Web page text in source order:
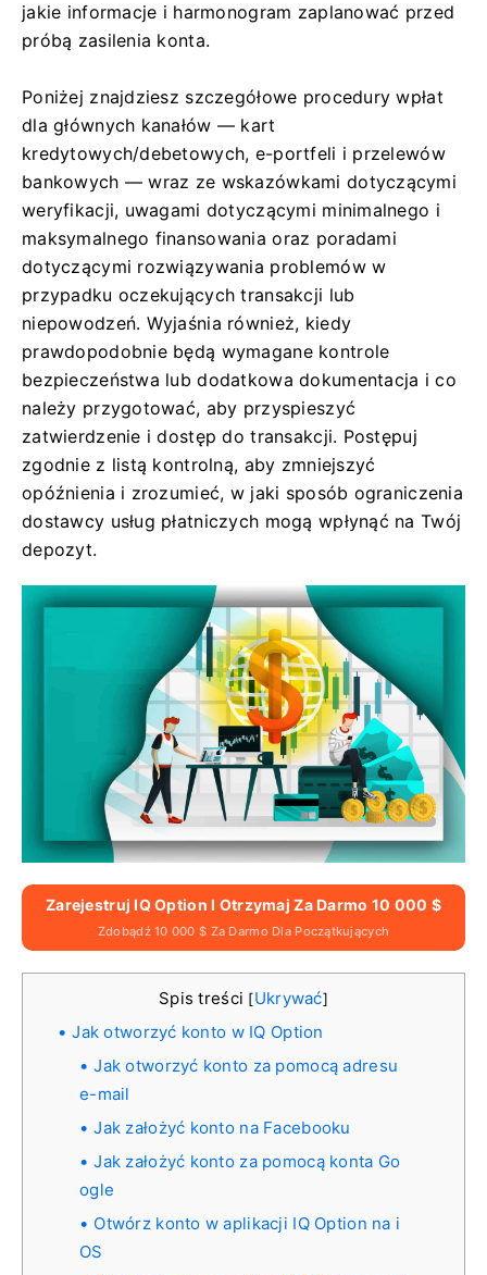
jakie informacje i harmonogram zaplanować przed
próbą zasilenia konta.
Poniżej znajdziesz szczegółowe procedury wpłat
dla głównych kanałów — kart
kredytowych/debetowych, e-portfeli i przelewów
bankowych — wraz ze wskazówkami dotyczącymi
weryfikacji, uwagami dotyczącymi minimalnego i
maksymalnego finansowania oraz poradami
dotyczącymi rozwiązywania problemów w
przypadku oczekujących transakcji lub
niepowodzeń. Wyjaśnia również, kiedy
prawdopodobnie będą wymagane kontrole
bezpieczeństwa lub dodatkowa dokumentacja i co
należy przygotować, aby przyspieszyć
zatwierdzenie i dostęp do transakcji. Postępuj
zgodnie z listą kontrolną, aby zmniejszyć
opóźnienia i zrozumieć, w jaki sposób ograniczenia
dostawcy usług płatniczych mogą wpłynąć na Twój
depozyt.
Zarejestruj IQ Option I Otrzymaj Za Darmo 10 000 $
Zdobądź 10 000 $ Za Darmo Dla Początkujących
Spis treści [Ukrywać]
Jak otworzyć konto w IQ Option
Jak otworzyć konto za pomocą adresu
e-mail
Jak założyć konto na Facebooku
Jak założyć konto za pomocą konta Go
ogle
Otwórz konto w aplikacji IQ Option na i
OS